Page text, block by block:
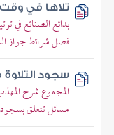
تلاها في
بدائع الصنائع في
فصل شرائط جواز
سجود
المجموع شرح
مسائل تتعلق